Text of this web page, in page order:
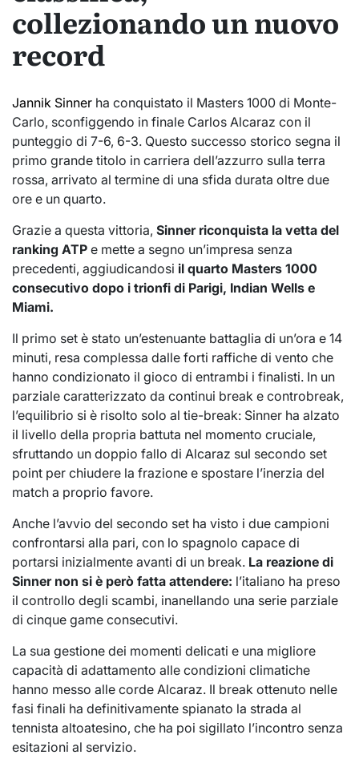
collezionando un nuovo
record
Jannik Sinner ha conquistato il Masters 1000 di Monte-
Carlo, sconfiggendo in finale Carlos Alcaraz con il
punteggio di 7-6, 6-3. Questo successo storico segna il
primo grande titolo in carriera dell’azzurro sulla terra
rossa, arrivato al termine di una sfida durata oltre due
ore e un quarto.
Grazie a questa vittoria, Sinner riconquista la vetta del
ranking ATP e mette a segno un’impresa senza
precedenti, aggiudicandosi il quarto Masters 1000
consecutivo dopo i trionfi di Parigi, Indian Wells e
Miami.
Il primo set è stato un’estenuante battaglia di un’ora e 14
minuti, resa complessa dalle forti raffiche di vento che
hanno condizionato il gioco di entrambi i finalisti. In un
parziale caratterizzato da continui break e controbreak,
l’equilibrio si è risolto solo al tie-break: Sinner ha alzato
il livello della propria battuta nel momento cruciale,
sfruttando un doppio fallo di Alcaraz sul secondo set
point per chiudere la frazione e spostare l’inerzia del
match a proprio favore.
Anche l’avvio del secondo set ha visto i due campioni
confrontarsi alla pari, con lo spagnolo capace di
portarsi inizialmente avanti di un break. La reazione di
Sinner non si è però fatta attendere: l’italiano ha preso
il controllo degli scambi, inanellando una serie parziale
di cinque game consecutivi.
La sua gestione dei momenti delicati e una migliore
capacità di adattamento alle condizioni climatiche
hanno messo alle corde Alcaraz. Il break ottenuto nelle
fasi finali ha definitivamente spianato la strada al
tennista altoatesino, che ha poi sigillato l’incontro senza
esitazioni al servizio.